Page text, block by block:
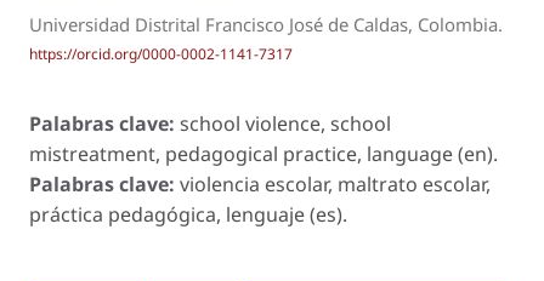
Universidad Distrital Francisco José de Caldas, Colombia.
https://orcid.org/0000-0002-1141-7317
Palabras clave: school violence, school
mistreatment, pedagogical practice, language (en).
Palabras clave: violencia escolar, maltrato escolar,
práctica pedagógica, lenguaje (es).